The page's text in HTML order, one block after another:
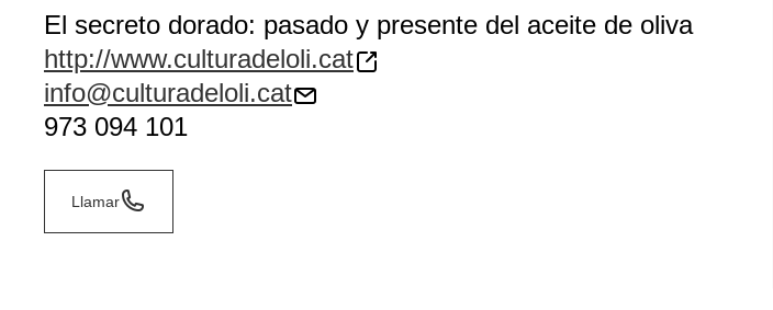
El secreto dorado: pasado y presente del aceite de oliva
http://www.culturadeloli.cat
info@culturadeloli.cat
973 094 101
Llamar